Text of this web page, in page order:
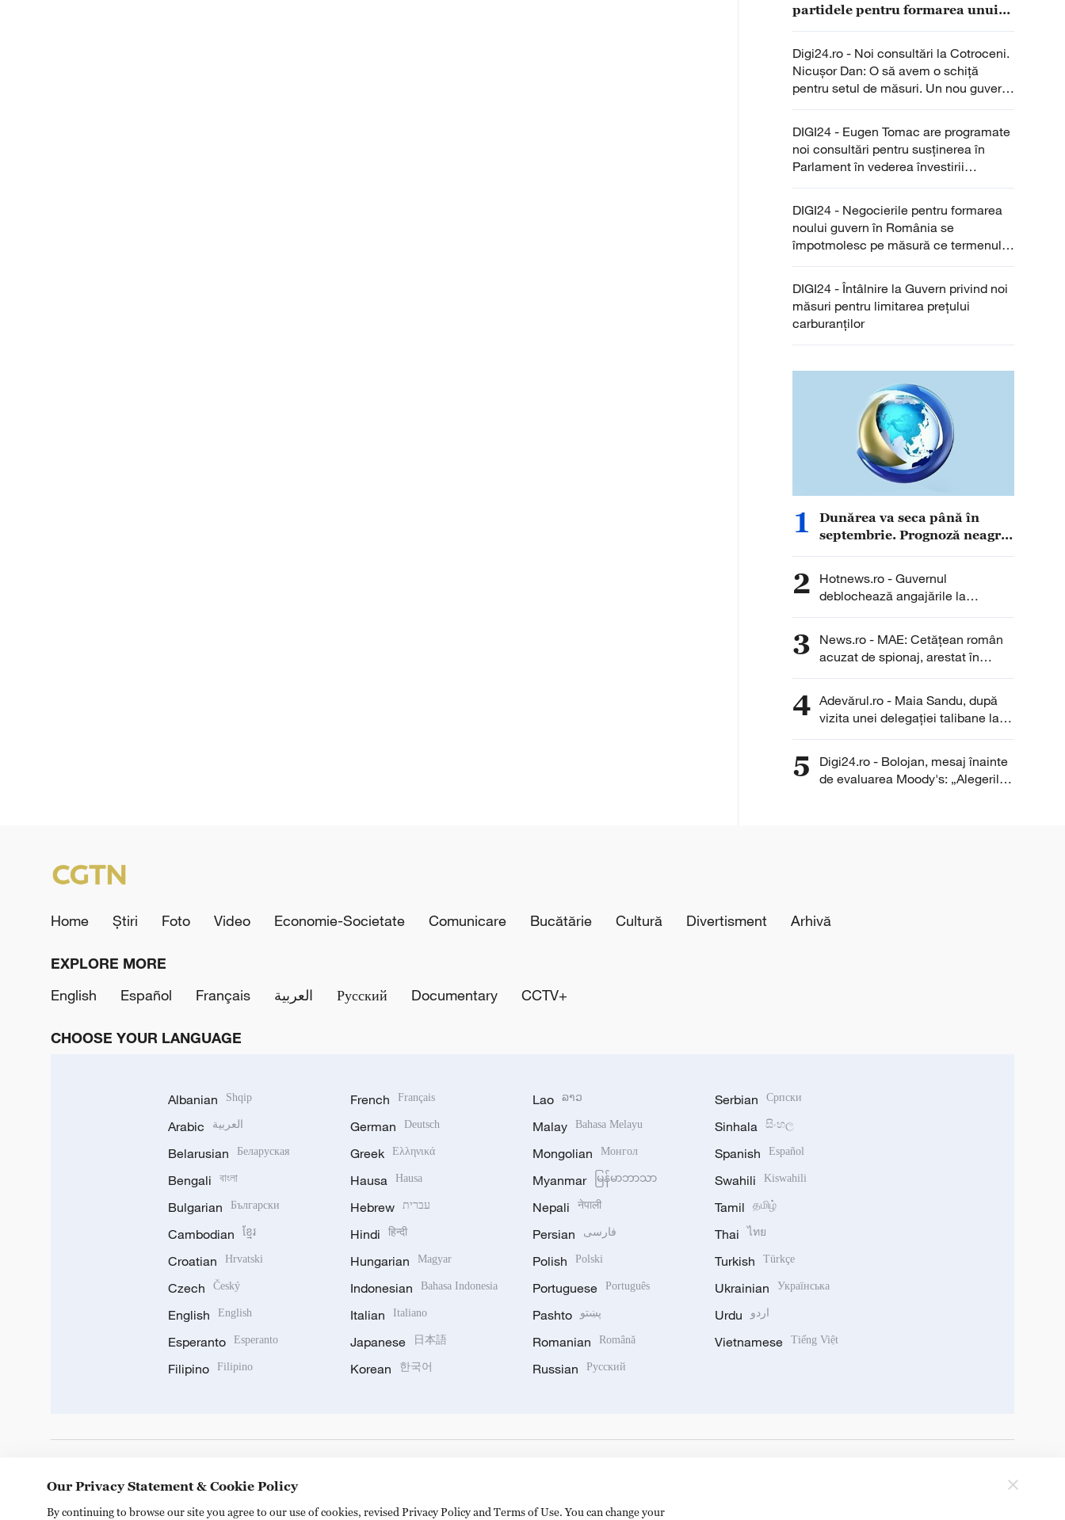
partidele pentru formarea unui
Digi24.ro - Noi consultări la Cotroceni.
Nicușor Dan: O să avem o schiță
pentru setul de măsuri. Un nou guvern,
„în zece zile, cam așa”
DIGI24 - Eugen Tomac are programate
noi consultări pentru susţinerea în
Parlament în vederea învestirii
Guvernului
DIGI24 - Negocierile pentru formarea
noului guvern în România se
împotmolesc pe măsură ce termenul
constituţional se apropie de final
DIGI24 - Întâlnire la Guvern privind noi
măsuri pentru limitarea prețului
carburanților
1
Dunărea va seca până în
septembrie. Prognoză neagră
2
Hotnews.ro - Guvernul
deblochează angajările la
Transgaz, Transelectrica și
posturi scoase la concurs
3
News.ro - MAE: Cetăţean român
acuzat de spionaj, arestat în
Germania/ Nu au fost înregistrate
din partea cetăţeanului sau a
familiei sale
4 Adevărul.ro - Maia Sandu, după
vizita unei delegației talibane la
Chișinău: „Este rușinos că
documentează”
5
Digi24.ro - Bolojan, mesaj înainte
de evaluarea Moody's: „Alegerile
Home Știri Foto Video Economie-Societate Comunicare Bucătărie Cultură Divertisment Arhivă
EXPLORE MORE
English
Español Français العربية Русский Documentary CCTV+
CHOOSE YOUR LANGUAGE
Albanian Shqip
Arabic العربية
Belarusian Беларуская
Bengali বাংলা
Bulgarian Български
Cambodian ខ្មែរ
Croatian Hrvatski
Czech Český
English English
Esperanto Esperanto
Filipino Filipino
French Français
German Deutsch
Greek Ελληνικά
Hausa Hausa
Hebrew עברית
Hindi हिन्दी
Hungarian Magyar
Indonesian Bahasa Indonesia
Italian Italiano
Japanese 日本語
Korean 한국어
Lao ລາວ
Malay Bahasa Melayu
Mongolian Монгол
Myanmar မြန်မာဘာသာ
Nepali नेपाली
Persian فارسی
Polish Polski
Portuguese Português
Pashto پښتو
Romanian Română
Russian Русский
Serbian Српски
Sinhala සිංහල
Spanish Español
Swahili Kiswahili
Tamil தமிழ்
Thai ไทย
Turkish Türkçe
Ukrainian Українська
Urdu اردو
Vietnamese Tiếng Việt
Our Privacy Statement & Cookie Policy
By continuing to browse our site you agree to our use of cookies, revised Privacy Policy and Terms of Use. You can change your